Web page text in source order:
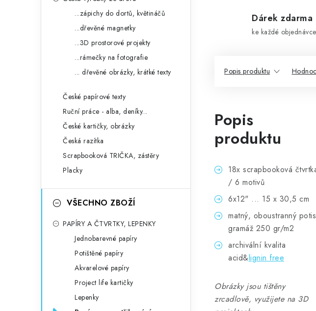
...zápichy do dortů, květináčů
...dřevěné magnetky
...3D prostorové projekty
...rámečky na fotografie
... dřevěné obrázky, krátké texty
České papírové texty
Ruční práce - alba, deníky...
České kartičky, obrázky
Česká razítka
Scrapbooková TRIČKA, zástěry
Placky
VŠECHNO ZBOŽÍ
PAPÍRY A ČTVRTKY, LEPENKY
Jednobarevné papíry
Potištěné papíry
Akvarelové papíry
Project life kartičky
Lepenky
Dárek zdarma
ke každé objednávce
Popis produktu
Popis
produktu
18x scrapbooková
/ 6 motivů
6x12" ... 15 x 30,5 cm
matný, oboustranný
gramáž 250 gr/m2
archivální kvalita
acid&lignin free
Obrázky jsou tištěny
zrcadlově, využijete na 3D